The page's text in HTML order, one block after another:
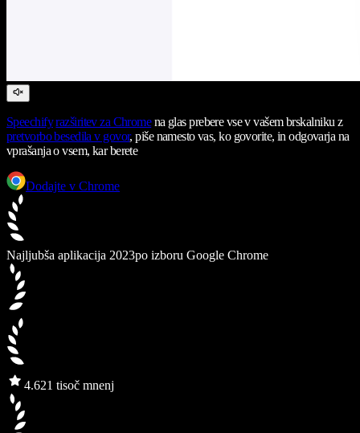
Speechify razširitev za Chromena glas prebere vse v vašem brskalniku z
pretvorbo besedila v govor, piše namesto vas, ko govorite, in odgovarja na
vprašanja o vsem, kar berete
Dodajte v Chrome
Najljubša aplikacija 2023po izboru Google Chrome
4.621 tisoč mnenj